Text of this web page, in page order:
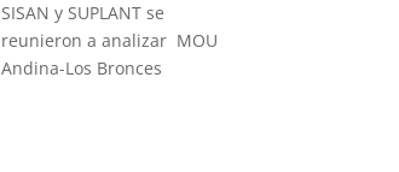
SISAN y SUPLANT se
reunieron a analizar MOU
Andina-Los Bronces